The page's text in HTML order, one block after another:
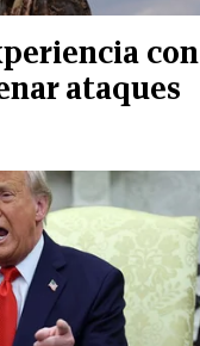
con
ataques